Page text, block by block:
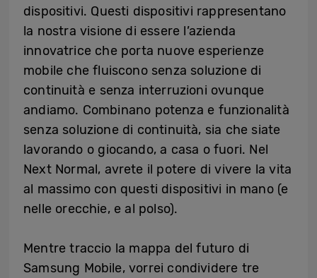
dispositivi. Questi dispositivi rappresentano
la nostra visione di essere l’azienda
innovatrice che porta nuove esperienze
mobile che fluiscono senza soluzione di
continuità e senza interruzioni ovunque
andiamo. Combinano potenza e funzionalità
senza soluzione di continuità, sia che siate
lavorando o giocando, a casa o fuori. Nel
Next Normal, avrete il potere di vivere la vita
al massimo con questi dispositivi in mano (e
nelle orecchie, e al polso).
Mentre traccio la mappa del futuro di
Samsung Mobile, vorrei condividere tre